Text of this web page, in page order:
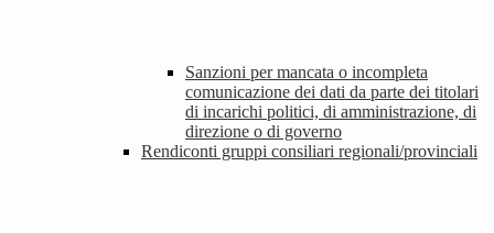
Sanzioni per mancata o incompleta
comunicazione dei dati da parte dei titolari
di incarichi politici, di amministrazione, di
direzione o di governo
Rendiconti gruppi consiliari regionali/provinciali